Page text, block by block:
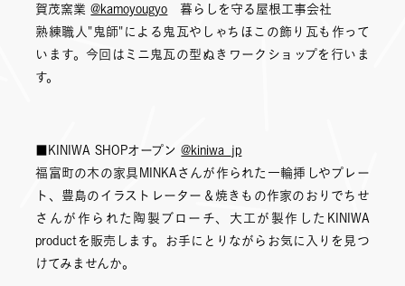
賀茂窯業@kamoyougyo 暮らしを守る屋根工事会社
熟練職人"鬼師"による鬼瓦やしゃちほこの飾り瓦も作って
います。今回はミニ鬼瓦の型ぬきワークショップを行いま
す。
■KINIWA SHOPオープン@kiniwa_jp
福富町の木の家具MINKAさんが作られた一輪挿しやプレー
ト、豊島のイラストレーター＆焼きもの作家のおりでちせ
さんが作られた陶製ブローチ、大工が製作したKINIWA
productを販売します。お手にとりながらお気に入りを見つ
けてみませんか。